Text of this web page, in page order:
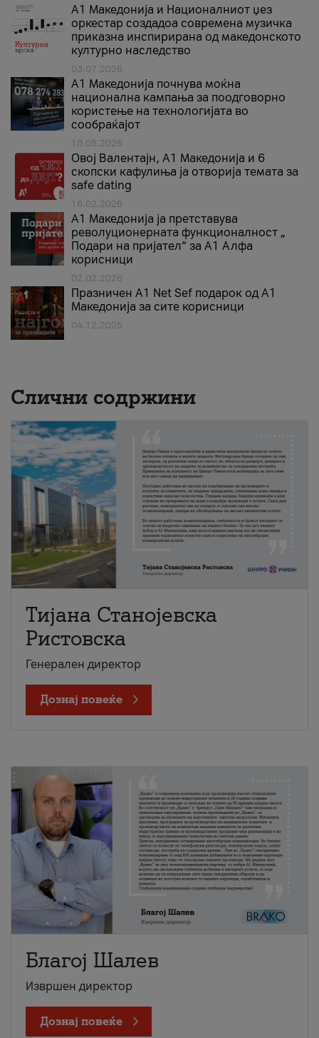
А1 Македонија и Националниот џез
оркестар создадоа современа музичка
приказна инспирирана од македонското
културно наследство
03.07.2026
A1 Македонија почнува моќна
национална кампања за поодговорно
користење на технологијата во
сообраќајот
18.05.2026
Овој Валентајн, A1 Македонија и 6
скопски кафулиња ја отворија темата за
safe dating
16.02.2026
А1 Македонија ја претставува
револуционерната функционалност „
Подари на пријател“ за А1 Алфа
корисници
02.02.2026
Празничен A1 Net Sеf подарок од А1
Македонија за сите корисници
04.12.2025
Слични содржини
Тијана Станојевска
Ристовска
Генерален директор
Дознај повеќе
Благој Шалев
Извршен директор
Дознај повеќе